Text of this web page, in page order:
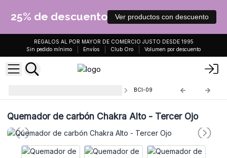
25% de descuento Ver productos con descuento
REGALOS AL POR MAYOR DE COMERCIO JUSTO DESDE 1995
Sin pedido mínimo
Envíos Club Oro Volumen por descuento
BCI-09
Quemador de carbón Chakra Alto - Tercer Ojo